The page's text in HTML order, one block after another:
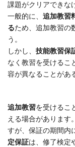
課題がクリアできな
一般的に、 追加教習
るため、追加教習の
う。
しかし、 技能教習保
なく教習を受けるこ
容が異なることがあ
追加教習を受けるこ
える場合があります
すが、保証の期間内
定保証は、修了検定